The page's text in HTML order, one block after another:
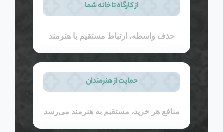
از کارگاه تا خانه شما
حذف واسطه، ارتباط مستقیم با هنرمند
حمایت از هنرمندان
منافع هر خرید، مستقیم به هنرمند می‌رسد